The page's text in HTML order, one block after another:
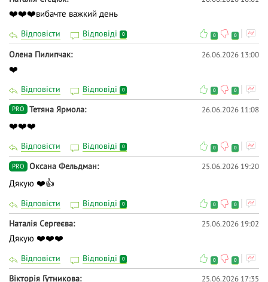
❤️❤️❤️вибачте важкий день
Відповісти Відповіді 0 0 0
Олена Пилипчак 26.06.2026 13:00
❤️
Відповісти Відповіді 0 0 0
PRO Тетяна Ярмола 26.06.2026 11:08
❤️❤️❤️
Відповісти Відповіді 0 0 0
PRO Оксана Фельдман 25.06.2026 19:20
Дякую ❤️👍
Відповісти Відповіді 0 0 0
Наталія Сергеєва 25.06.2026 19:02
Дякую ❤️❤️❤️
Відповісти Відповіді 0 0 0
Вікторія Гутникова 25.06.2026 17:35